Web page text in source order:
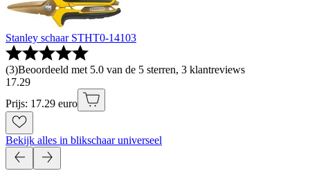
Stanley schaar STHT0-14103
(3)Beoordeeld met 5.0 van de 5 sterren, 3 klantreviews
17.29
Prijs: 17.29 euro
Bekijk alles in blikschaar universeel